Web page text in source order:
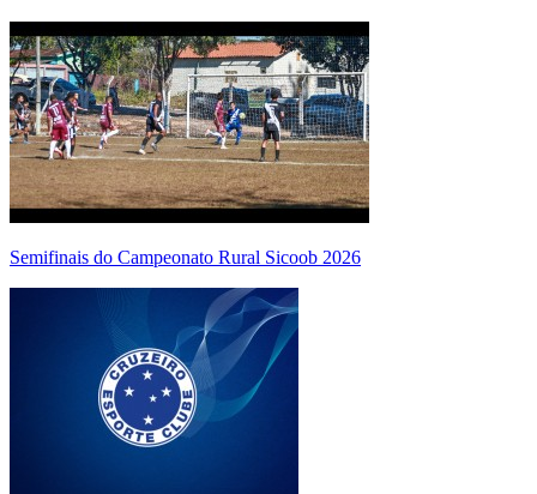
Semifinais do Campeonato Rural Sicoob 2026